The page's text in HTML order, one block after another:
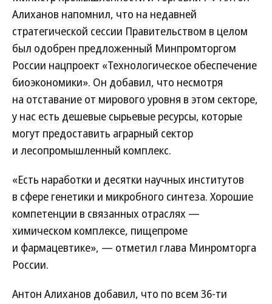
Алиханов напомнил, что на недавней
стратегической сессии Правительством в целом
был одобрен предложенный Минпромторгом
России нацпроект «Технологическое обеспечение
биоэкономики». Он добавил, что несмотря
на отставание от мирового уровня в этом секторе,
у нас есть дешевые сырьевые ресурсы, которые
могут предоставить аграрный сектор
и лесопромышленный комплекс.
«Есть наработки и десятки научных институтов
в сфере генетики и микробного синтеза. Хорошие
компетенции в связанных отраслях —
химическом комплексе, пищепроме
и фармацевтике», — отметил глава Минромторга
России.
Антон Алиханов добавил, что по всем 36-ти